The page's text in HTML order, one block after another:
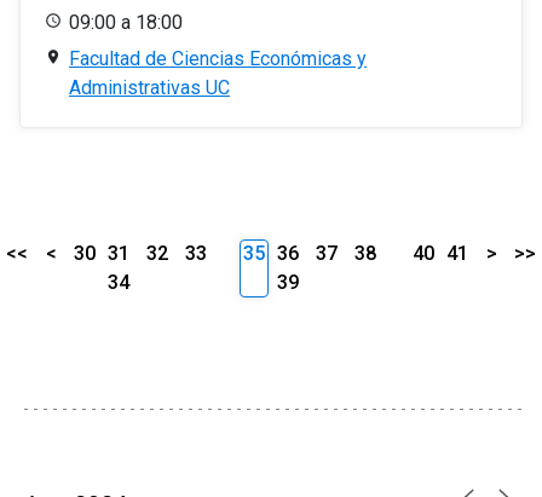
09:00 a 18:00
Facultad de Ciencias Económicas y
Administrativas UC
<< < 30 31 32
33
34
35 36 37
38
39
40 41 > >>